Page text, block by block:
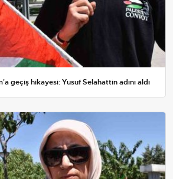
geçiş hikayesi: Yusuf Selahattin adını aldı